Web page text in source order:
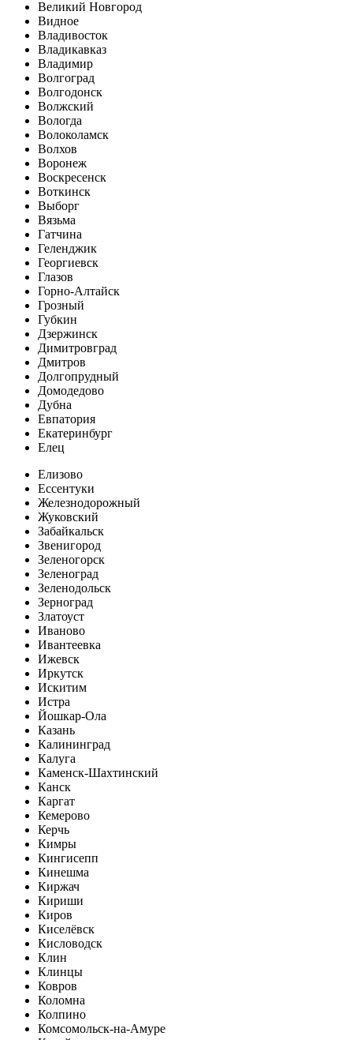
Великий Новгород
Видное
Владивосток
Владикавказ
Владимир
Волгоград
Волгодонск
Волжский
Вологда
Волоколамск
Волхов
Воронеж
Воскресенск
Воткинск
Выборг
Вязьма
Гатчина
Геленджик
Георгиевск
Глазов
Горно-Алтайск
Грозный
Губкин
Дзержинск
Димитровград
Дмитров
Долгопрудный
Домодедово
Дубна
Евпатория
Екатеринбург
Елец
Елизово
Ессентуки
Железнодорожный
Жуковский
Забайкальск
Звенигород
Зеленогорск
Зеленоград
Зеленодольск
Зерноград
Златоуст
Иваново
Ивантеевка
Ижевск
Иркутск
Искитим
Истра
Йошкар-Ола
Казань
Калининград
Калуга
Каменск-Шахтинский
Канск
Каргат
Кемерово
Керчь
Кимры
Кингисепп
Кинешма
Киржач
Кириши
Киров
Киселёвск
Кисловодск
Клин
Клинцы
Ковров
Коломна
Колпино
Комсомольск-на-Амуре